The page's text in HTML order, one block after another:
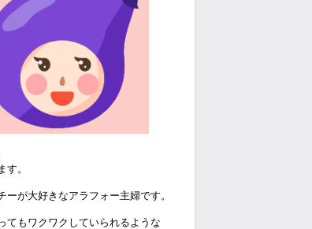
す。
ーが大好きなアラフォー主婦です。
てもワクワクしていられるような